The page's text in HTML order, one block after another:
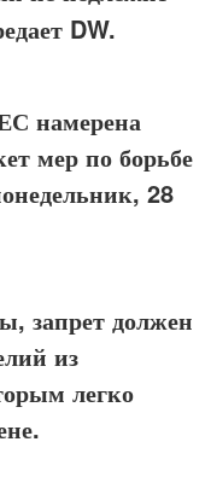
DW.
намерена
мер по борьбе
28
запрет должен
из
легко